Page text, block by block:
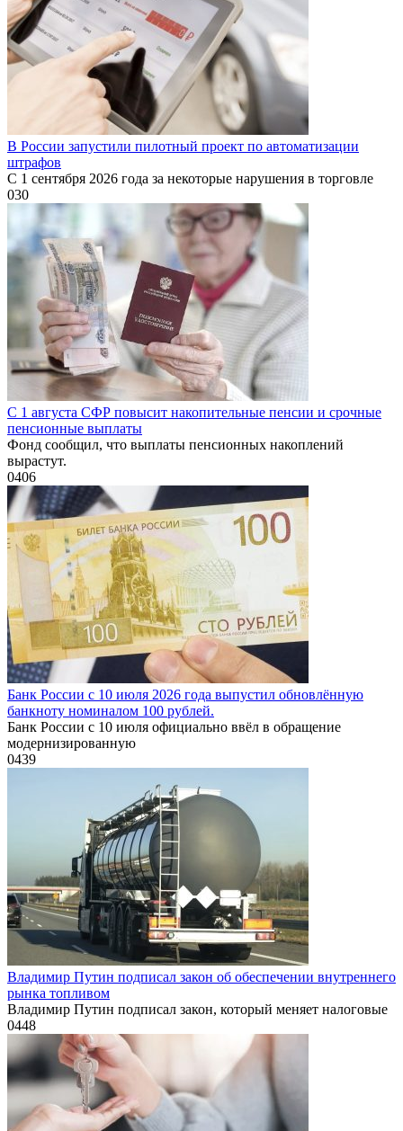
В России запустили пилотный проект по автоматизации
штрафов
С 1 сентября 2026 года за некоторые нарушения в торговле
030
С 1 августа СФР повысит накопительные пенсии и срочные
пенсионные выплаты
Фонд сообщил, что выплаты пенсионных накоплений
вырастут.
0406
Банк России с 10 июля 2026 года выпустил обновлённую
банкноту номиналом 100 рублей.
Банк России с 10 июля официально ввёл в обращение
модернизированную
0439
Владимир Путин подписал закон об обеспечении внутреннего
рынка топливом
Владимир Путин подписал закон, который меняет налоговые
0448